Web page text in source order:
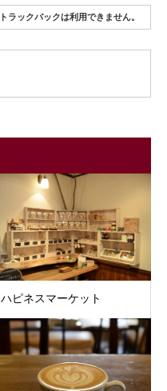
トラックバックは利用できません。
ハピネスマーケット